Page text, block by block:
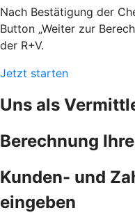
Nach Bestätigung der
Button „Weiter zur
der R+V.
Jetzt starten
Uns als
Berechnung
Kunden- und
eingeben